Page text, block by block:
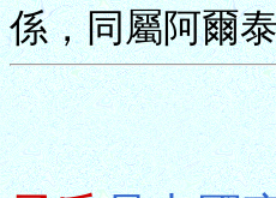
係，同屬阿爾